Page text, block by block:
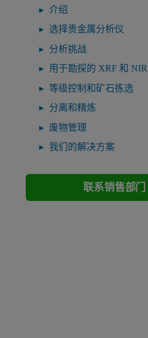
介绍
选择贵金属分析仪
分析挑战
用于勘探的 XRF 和 NIR
等级控制和矿石拣选
分离和精炼
废物管理
我们的解决方案
联系销售部门